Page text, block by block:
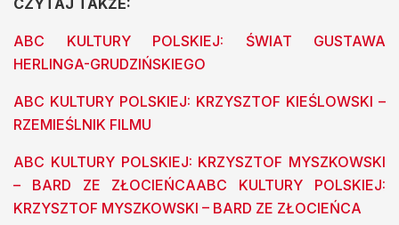
ABC KULTURY POLSKIEJ: ŚWIAT GUSTAWA
HERLINGA-GRUDZIŃSKIEGO
ABC KULTURY POLSKIEJ: KRZYSZTOF KIEŚLOWSKI –
RZEMIEŚLNIK FILMU
ABC KULTURY POLSKIEJ: KRZYSZTOF MYSZKOWSKI
– BARD ZE ZŁOCIEŃCAABC KULTURY POLSKIEJ:
KRZYSZTOF MYSZKOWSKI – BARD ZE ZŁOCIEŃCA